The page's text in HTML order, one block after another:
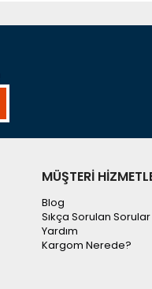
MÜŞTERİ
Blog
Sıkça Sorulan Sorular
Yardım
Kargom Nerede?